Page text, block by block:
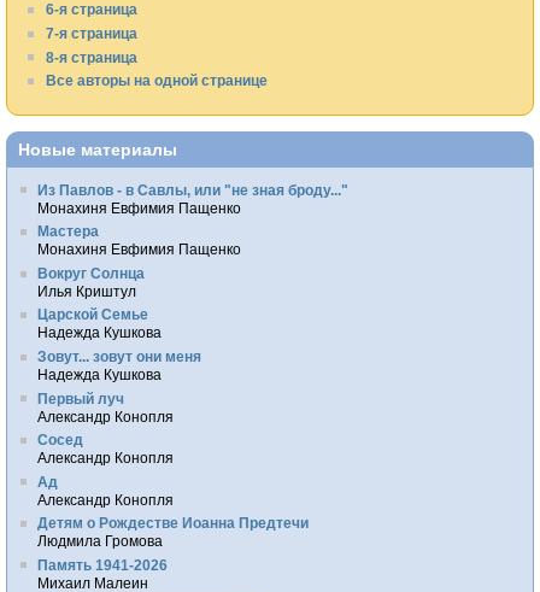
6-я страница
7-я страница
8-я страница
Все авторы на одной странице
Новые материалы
Из Павлов - в Савлы, или "не зная броду..."
Монахиня Евфимия Пащенко
Мастера
Монахиня Евфимия Пащенко
Вокруг Солнца
Илья Криштул
Царской Семье
Надежда Кушкова
Зовут... зовут они меня
Надежда Кушкова
Первый луч
Александр Конопля
Сосед
Александр Конопля
Ад
Александр Конопля
Детям о Рождестве Иоанна Предтечи
Людмила Громова
Память 1941-2026
Михаил Малеин